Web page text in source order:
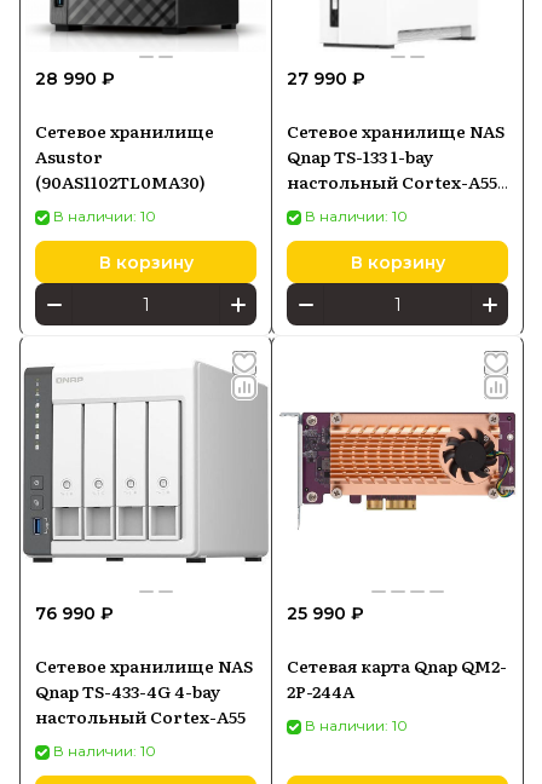
28 990 ₽
Сетевое хранилище
Asustor
(90AS1102TL0MA30)
В наличии: 10
В корзину
27 990 ₽
Сетевое хранилище NAS
Qnap TS-133 1-bay
настольный Cortex-A55
RK3566
В наличии: 10
В корзину
76 990 ₽
Сетевое хранилище NAS
Qnap TS-433-4G 4-bay
настольный Cortex-A55
В наличии: 10
25 990 ₽
Сетевая карта Qnap QM2-
2P-244A
В наличии: 10